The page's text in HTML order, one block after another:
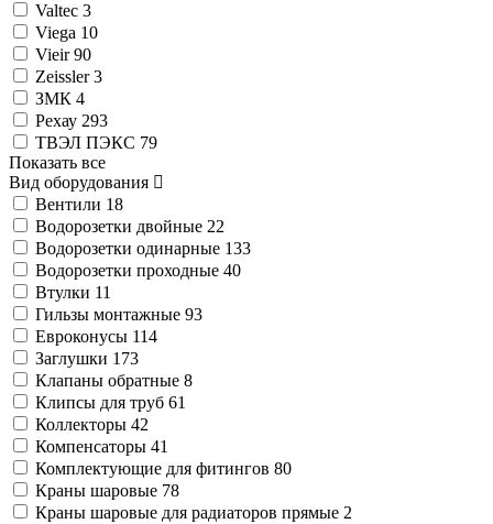
Valtec 3
Viega 10
Vieir90
Zeissler3
ЗМК 4
Рехау 293
ТВЭЛ ПЭКС 79
Показать все
Вид оборудования
Вентили 18
Водорозетки двойные 22
Водорозетки одинарные 133
Водорозетки проходные 40
Втулки 11
Гильзы монтажные 93
Евроконусы 114
Заглушки 173
Клапаны обратные 8
Клипсы для труб 61
Коллекторы 42
Компенсаторы 41
Комплектующие для фитингов 80
Краны шаровые 78
Краны шаровые для радиаторов прямые 2